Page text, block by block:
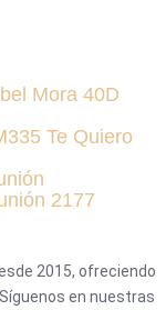
Mora 40D
Te Quiero
2177
2015, ofreciendo
en nuestras